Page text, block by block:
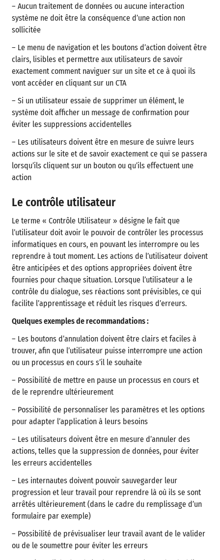
– Aucun traitement de données ou aucune interaction
système ne doit être la conséquence d’une action non
sollicitée
– Le menu de navigation et les boutons d’action doivent être
clairs, lisibles et permettre aux utilisateurs de savoir
exactement comment naviguer sur un site et ce à quoi ils
vont accéder en cliquant sur un CTA
– Si un utilisateur essaie de supprimer un élément, le
système doit afficher un message de confirmation pour
éviter les suppressions accidentelles
– Les utilisateurs doivent être en mesure de suivre leurs
actions sur le site et de savoir exactement ce qui se passera
lorsqu’ils cliquent sur un bouton ou qu’ils effectuent une
action
Le contrôle utilisateur
Le terme « Contrôle Utilisateur » désigne le fait que
l’utilisateur doit avoir le pouvoir de contrôler les processus
informatiques en cours, en pouvant les interrompre ou les
reprendre à tout moment. Les actions de l’utilisateur doivent
être anticipées et des options appropriées doivent être
fournies pour chaque situation. Lorsque l’utilisateur a le
contrôle du dialogue, ses réactions sont prévisibles, ce qui
facilite l’apprentissage et réduit les risques d’erreurs.
Quelques exemples de recommandations :
– Les boutons d’annulation doivent être clairs et faciles à
trouver, afin que l’utilisateur puisse interrompre une action
ou un processus en cours s’il le souhaite
– Possibilité de mettre en pause un processus en cours et
de le reprendre ultérieurement
– Possibilité de personnaliser les paramètres et les options
pour adapter l’application à leurs besoins
– Les utilisateurs doivent être en mesure d’annuler des
actions, telles que la suppression de données, pour éviter
les erreurs accidentelles
– Les internautes doivent pouvoir sauvegarder leur
progression et leur travail pour reprendre là où ils se sont
arrêtés ultérieurement (dans le cadre du remplissage d’un
formulaire par exemple)
– Possibilité de prévisualiser leur travail avant de le valider
ou de le soumettre pour éviter les erreurs